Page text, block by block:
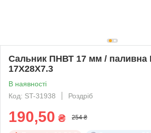
Сальник ПНВТ 17 мм / паливна
17X28X7.3
В наявності
Код: ST-31938
Роздріб
190,50 ₴ 254 ₴